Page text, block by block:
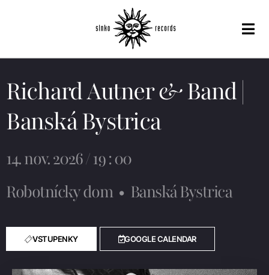
Richard Autner & Band |
Banská Bystrica
14. nov. 2026 / 19 : 00
Robotnícky dom • Banská Bystrica
VSTUPENKY GOOGLE CALENDAR